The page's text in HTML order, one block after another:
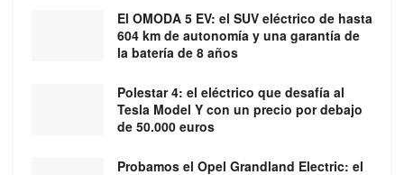
El OMODA 5 EV: el SUV eléctrico de hasta
604 km de autonomía y una garantía de
la batería de 8 años
Polestar 4: el eléctrico que desafía al
Tesla Model Y con un precio por debajo
de 50.000 euros
Probamos el Opel Grandland Electric: el